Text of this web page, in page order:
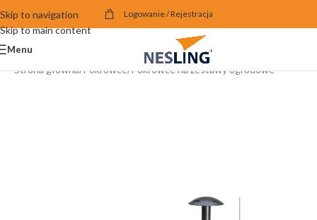
Skip to navigation
Skip to main content
Logowanie / Rejestracja
Menu
Strona główna/Pokrowce/Pokrowce na zestawy ogrodowe